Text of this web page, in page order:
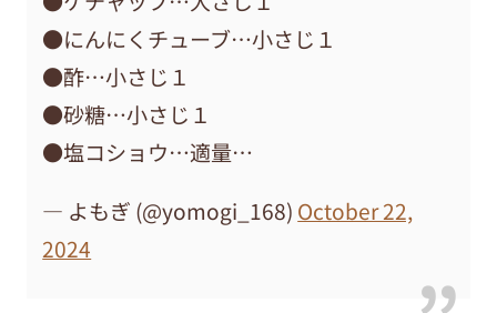
●にんにくチューブ…小さじ１
●酢…小さじ１
●砂糖…小さじ１
●塩コショウ…適量…
— よもぎ (@yomogi_168) October 22,
2024